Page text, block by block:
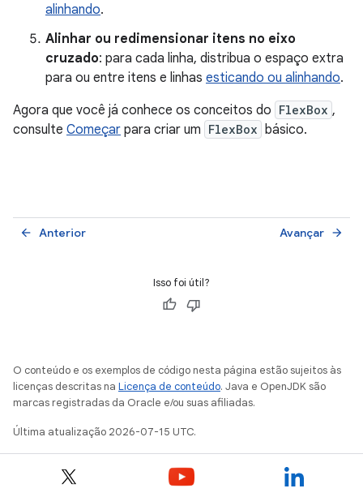
alinhando.
Alinhar ou redimensionar itens no eixo
cruzado: para cada linha, distribua o espaço extra
para ou entre itens e linhas esticando ou alinhando.
Agora que você já conhece os conceitos do FlexBox ,
consulte Começar para criar um FlexBox básico.
Anterior
arrow_back Avançar arrow_forward
Isso foi útil?
O conteúdo e os exemplos de código nesta página estão sujeitos às
licenças descritas na Licença de conteúdo. Java e OpenJDK são
marcas registradas da Oracle e/ou suas afiliadas.
Última atualização 2026-07-15 UTC.